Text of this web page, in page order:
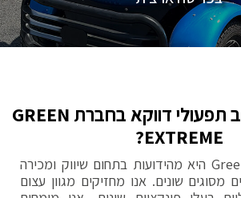
מדוע לקנות רכב תפעולי דווקא בחברת GREEN
EXTREME?
חברת Green extreme היא מהידועות בתחום שיווק ומכירה
שונים. אנו מחזיקים מגוון עצום